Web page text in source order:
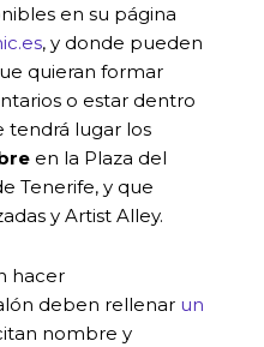
en su página
, y donde pueden
quieran formar
o estar dentro
tendrá lugar los
en la Plaza del
Tenerife, y que
y Artist Alley.
hacer
deben rellenar un
nombre y